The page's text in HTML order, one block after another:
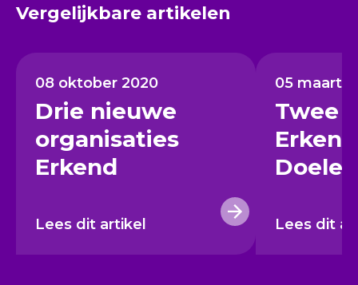
Vergelijkbare artikelen
08 oktober 2020
Drie nieuwe
organisaties
Erkend
Lees dit artikel
05 maart
Twee
Doelen
Lees dit